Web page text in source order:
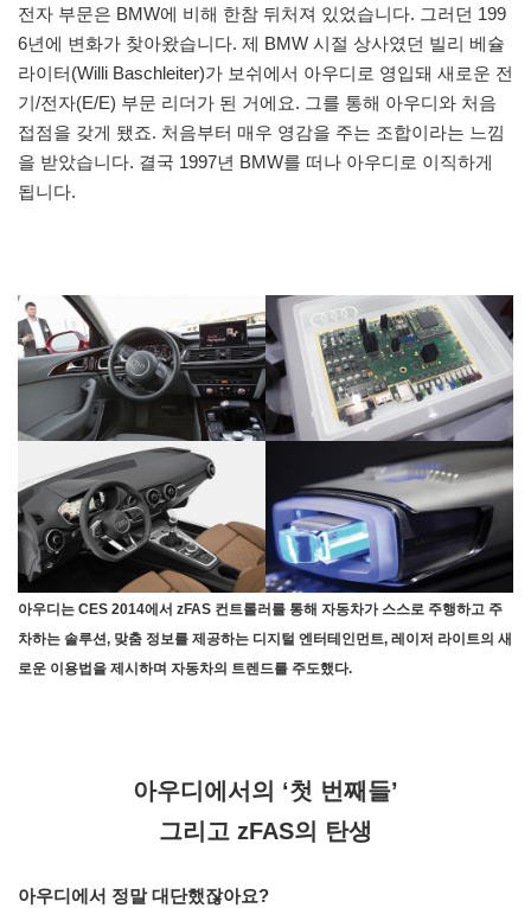
전자 부문은 BMW에 비해 한참 뒤처져 있었습니다. 그러던 199
6년에 변화가 찾아왔습니다. 제 BMW 시절 상사였던 빌리 베슐
라이터(Willi Baschleiter)가 보쉬에서 아우디로 영입돼 새로운 전
기/전자(E/E) 부문 리더가 된 거에요. 그를 통해 아우디와 처음
접점을 갖게 됐죠. 처음부터 매우 영감을 주는 조합이라는 느낌
을 받았습니다. 결국 1997년 BMW를 떠나 아우디로 이직하게
됩니다.
아우디는 CES 2014에서 zFAS 컨트롤러를 통해 자동차가 스스로 주행하고 주
차하는 솔루션, 맞춤 정보를 제공하는 디지털 엔터테인먼트, 레이저 라이트의 새
로운 이용법을 제시하며 자동차의 트렌드를 주도했다.
아우디에서의 ‘첫 번째들’
그리고 zFAS의 탄생
아우디에서 정말 대단했잖아요?